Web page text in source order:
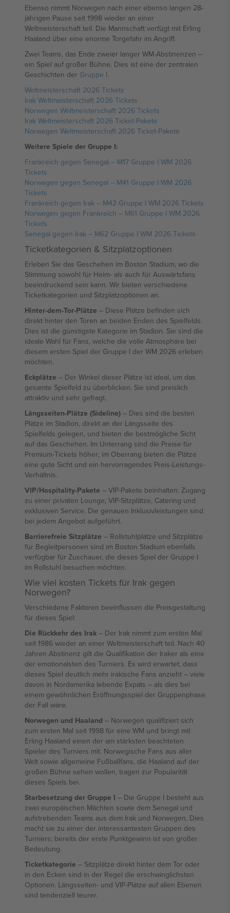
Ebenso nimmt Norwegen nach einer ebenso langen 28-
jährigen Pause seit 1998 wieder an einer
Weltmeisterschaft teil. Die Mannschaft verfügt mit Erling
Haaland über eine enorme Torgefahr im Angriff.
Zwei Teams, das Ende zweier langer WM-Abstinenzen –
ein Spiel auf großer Bühne. Dies ist eine der zentralen
Geschichten der Gruppe I.
Weltmeisterschaft 2026 Tickets
Irak Weltmeisterschaft 2026 Tickets
Norwegen Weltmeisterschaft 2026 Tickets
Irak Weltmeisterschaft 2026 Ticket-Pakete
Norwegen Weltmeisterschaft 2026 Ticket-Pakete
Weitere Spiele der Gruppe I:
Frankreich gegen Senegal – M17 Gruppe I WM 2026
Tickets
Norwegen gegen Senegal – M41 Gruppe I WM 2026
Tickets
Frankreich gegen Irak – M42 Gruppe I WM 2026 Tickets
Norwegen gegen Frankreich – M61 Gruppe I WM 2026
Tickets
Senegal gegen Irak – M62 Gruppe I WM 2026 Tickets
Ticketkategorien & Sitzplatzoptionen
Erleben Sie das Geschehen im Boston Stadium, wo die
Stimmung sowohl für Heim- als auch für Auswärtsfans
beeindruckend sein kann. Wir bieten verschiedene
Ticketkategorien und Sitzplatzoptionen an.
Hinter-dem-Tor-Plätze – Diese Plätze befinden sich
direkt hinter den Toren an beiden Enden des Spielfelds.
Dies ist die günstigste Kategorie im Stadion. Sie sind die
ideale Wahl für Fans, welche die volle Atmosphäre bei
diesem ersten Spiel der Gruppe I der WM 2026 erleben
möchten.
Eckplätze – Der Winkel dieser Plätze ist ideal, um das
gesamte Spielfeld zu überblicken. Sie sind preislich
attraktiv und sehr gefragt.
Längsseiten-Plätze (Sideline) – Dies sind die besten
Plätze im Stadion, direkt an der Längsseite des
Spielfelds gelegen, und bieten die bestmögliche Sicht
auf das Geschehen. Im Unterrang sind die Preise für
Premium-Tickets höher; im Oberrang bieten die Plätze
eine gute Sicht und ein hervorragendes Preis-Leistungs-
Verhältnis.
VIP/Hospitality-Pakete – VIP-Pakete beinhalten: Zugang
zu einer privaten Lounge, VIP-Sitzplätze, Catering und
exklusiven Service. Die genauen Inklusivleistungen sind
bei jedem Angebot aufgeführt.
Barrierefreie Sitzplätze – Rollstuhlplätze und Sitzplätze
für Begleitpersonen sind im Boston Stadium ebenfalls
verfügbar für Zuschauer, die dieses Spiel der Gruppe I
im Rollstuhl besuchen möchten.
Wie viel kosten Tickets für Irak gegen
Norwegen?
Verschiedene Faktoren beeinflussen die Preisgestaltung
für dieses Spiel:
Die Rückkehr des Irak – Der Irak nimmt zum ersten Mal
seit 1986 wieder an einer Weltmeisterschaft teil. Nach 40
Jahren Abstinenz gilt die Qualifikation der Iraker als eine
der emotionalsten des Turniers. Es wird erwartet, dass
dieses Spiel deutlich mehr irakische Fans anzieht – viele
davon in Nordamerika lebende Expats – als dies bei
einem gewöhnlichen Eröffnungsspiel der Gruppenphase
der Fall wäre.
Norwegen und Haaland – Norwegen qualifiziert sich
zum ersten Mal seit 1998 für eine WM und bringt mit
Erling Haaland einen der am stärksten beachteten
Spieler des Turniers mit. Norwegische Fans aus aller
Welt sowie allgemeine Fußballfans, die Haaland auf der
großen Bühne sehen wollen, tragen zur Popularität
dieses Spiels bei.
Starbesetzung der Gruppe I – Die Gruppe I besteht aus
zwei europäischen Mächten sowie dem Senegal und
aufstrebenden Teams aus dem Irak und Norwegen. Dies
macht sie zu einer der interessantesten Gruppen des
Turniers; bereits der erste Punktgewinn ist von großer
Bedeutung.
Ticketkategorie – Sitzplätze direkt hinter dem Tor oder
in den Ecken sind in der Regel die erschwinglichsten
Optionen. Längsseiten- und VIP-Plätze auf allen Ebenen
sind tendenziell teurer.